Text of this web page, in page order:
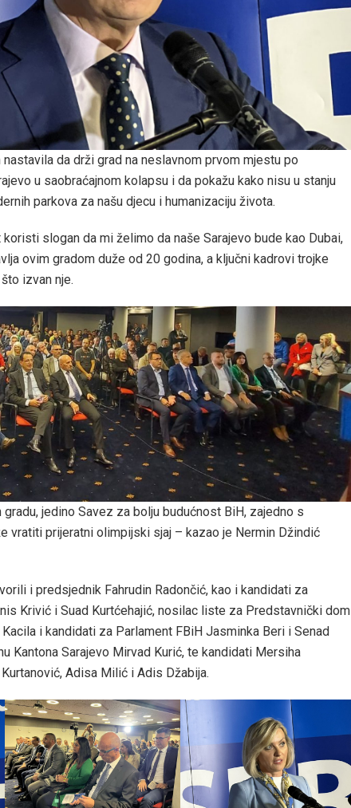
da drži grad na neslavnom prvom mjestu po
u saobraćajnom kolapsu i da pokažu kako nisu u stanju
parkova za našu djecu i humanizaciju života.
slogan da mi želimo da naše Sarajevo bude kao Dubai,
ovim gradom duže od 20 godina, a ključni kadrovi trojke
izvan nje.
jedino Savez za bolju budućnost BiH, zajedno s
vratiti prijeratni olimpijski sjaj – kazao je Nermin Džindić
i predsjednik Fahrudin Radončić, kao i kandidati za
Krivić i Suad Kurtćehajić, nosilac liste za Predstavnički dom
i kandidati za Parlament FBiH Jasminka Beri i Senad
Kantona Sarajevo Mirvad Kurić, te kandidati Mersiha
Adisa Milić i Adis Džabija.